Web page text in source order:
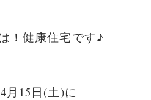
！健康住宅です♪
月15日(土)に